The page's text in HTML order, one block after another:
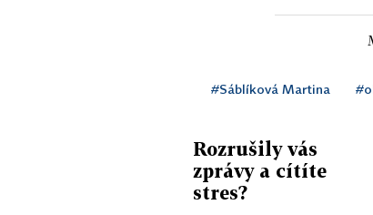
#Sáblíková Martina
Rozrušily vás
zprávy a cítíte
stres?